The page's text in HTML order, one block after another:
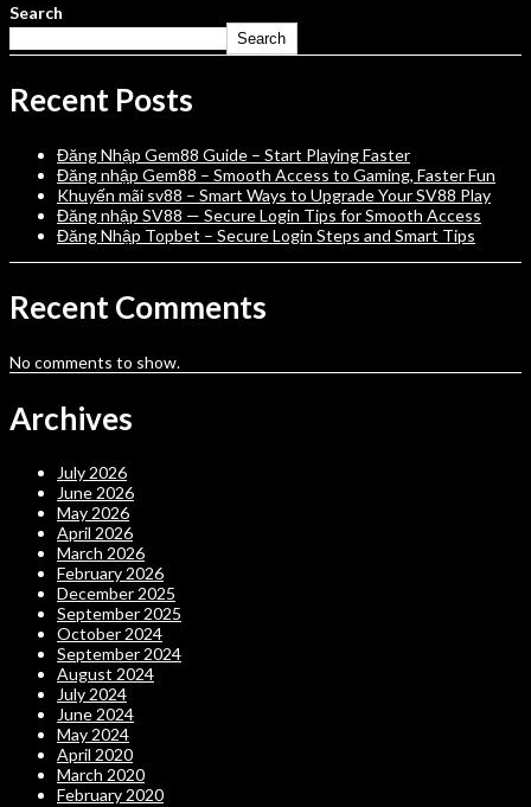
Search
Search
Recent Posts
Đăng Nhập Gem88 Guide – Start Playing Faster
Đăng nhập Gem88 – Smooth Access to Gaming, Faster Fun
Khuyến mãi sv88 – Smart Ways to Upgrade Your SV88 Play
Đăng nhập SV88 — Secure Login Tips for Smooth Access
Đăng Nhập Topbet – Secure Login Steps and Smart Tips
Recent Comments
No comments to show.
Archives
July 2026
June 2026
May 2026
April 2026
March 2026
February 2026
December 2025
September 2025
October 2024
September 2024
August 2024
July 2024
June 2024
May 2024
April 2020
March 2020
February 2020